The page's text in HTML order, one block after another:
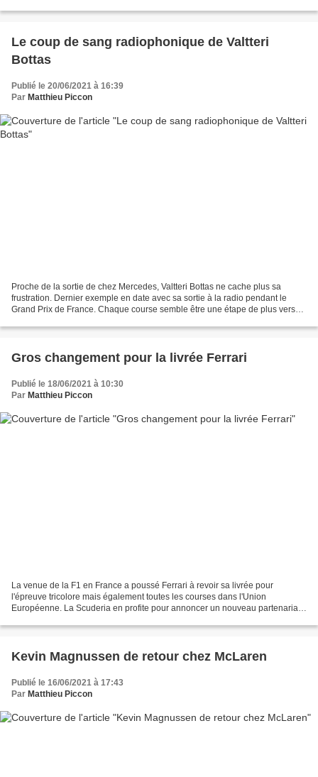
Le coup de sang radiophonique de Valtteri
Bottas
Publié le 20/06/2021 à 16:39
Par Matthieu Piccon
Proche de la sortie de chez Mercedes, Valtteri Bottas ne cache plus sa
frustration. Dernier exemple en date avec sa sortie à la radio pendant le
Grand Prix de France. Chaque course semble être une étape de plus vers
Gros changement pour la livrée Ferrari
Publié le 18/06/2021 à 10:30
Par Matthieu Piccon
La venue de la F1 en France a poussé Ferrari à revoir sa livrée pour
l'épreuve tricolore mais également toutes les courses dans l'Union
Européenne. La Scuderia en profite pour annoncer un nouveau partenariat.
Kevin Magnussen de retour chez McLaren
Publié le 16/06/2021 à 17:43
Par Matthieu Piccon